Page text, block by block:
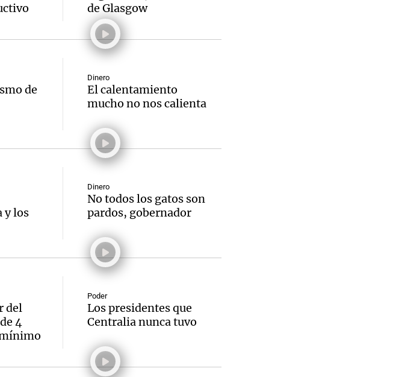
de Glasgow
de
Dinero
El calentamiento
mucho no nos calienta
y los
Dinero
No todos los gatos son
pardos, gobernador
del
4
Poder
Los presidentes que
Centralia nunca tuvo
Arequito
Notas
Cadena 3 en Groenlandia